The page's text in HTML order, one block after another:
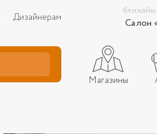
Дизайнерам Салон
Магазины